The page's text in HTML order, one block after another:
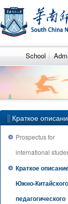
School
Краткое
Южно-Китайского
педагогического
университета
Prospectus for
international
Краткое
Южно-Китайского
педагогического